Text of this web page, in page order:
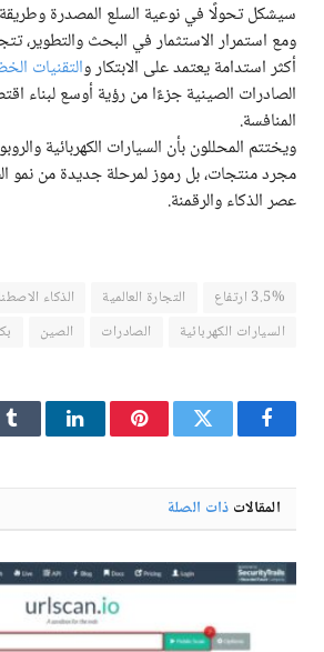
سيشكل تحولًا في نوعية السلع المصدرة وطريقة
ومع استمرار الاستثمار في البحث والتطوير،
أكثر استدامة يعتمد على الابتكار والتقنيات
الصادرات الصينية جزءًا من رؤية أوسع لبناء
المنافسة.
ويختتم المحللون بأن السيارات الكهربائية
مجرد منتجات، بل رموز لمرحلة جديدة من نمو
عصر الذكاء والرقمنة.
3.5% ارتفاع التجارة العالمية الذكاء
السيارات الكهربائية
الصادرات الصين
فيسبوكتويتر بينتيريستلينكدإن
المقالات ذات الصلة